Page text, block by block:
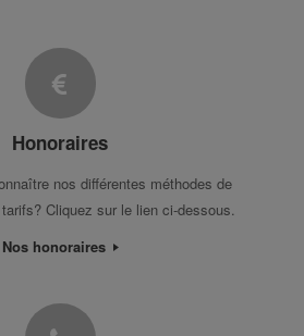
Honoraires
nos différentes méthodes de
Cliquez sur le lien ci-dessous.
Nos honoraires